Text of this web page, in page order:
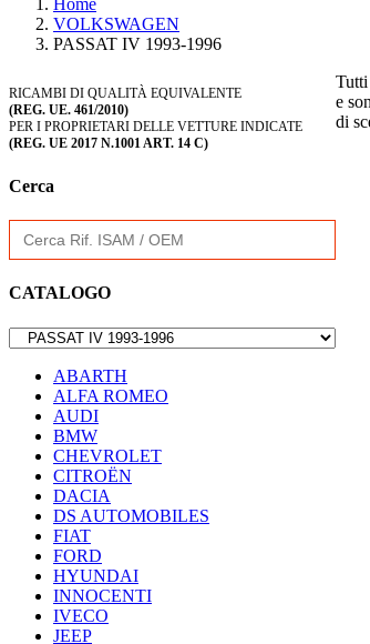
Home
VOLKSWAGEN
PASSAT IV 1993-1996
RICAMBI DI QUALITÀ EQUIVALENTE
(REG. UE. 461/2010)
PER I PROPRIETARI DELLE VETTURE INDICATE
(REG. UE 2017 N.1001 ART. 14 C)
Cerca
Search
for:
CATALOGO
ABARTH
ALFA ROMEO
AUDI
BMW
CHEVROLET
CITROËN
DACIA
DS AUTOMOBILES
FIAT
FORD
HYUNDAI
INNOCENTI
IVECO
JEEP
e
di